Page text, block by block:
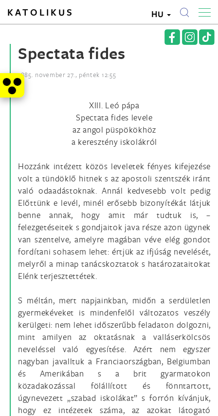
KATOLIKUS HU
Spectata fides
1885. november 27., péntek 12:55
XIII. Leó pápa
Spectata fides levele
az angol püspökökhöz
a keresztény iskolákról
Hozzánk intézett közös leveletek fényes kifejezése
volt a tündöklő hitnek s az apostoli szentszék iránt
való odaadástoknak. Annál kedvesebb volt pedig
Előttünk e levél, minél erősebb bizonyítékát látjuk
benne annak, hogy amit már tudtuk is, –
felezgetéseitek s gondjaitok java része azon ügynek
van szentelve, amelyre magában véve elég gondot
fordítani sohasem lehet: értjük az ifjúság nevelését,
melyről a minap tanácskoztatok s határozataitokat
Elénk terjesztettétek.
S méltán, mert napjainkban, midőn a serdületlen
gyermekéveket is mindenfelől változatos veszély
kerülgeti: nem lehet időszerűbb feladaton dolgozni,
mint amilyen az oktatásnak a valláserkölcsös
neveléssel való egyesítése. Azért nem egyszer
nagyban javalltuk a Franciaországban, Belgiumban
és Amerikában s a brit gyarmatokon
közadakozással fölállított és fönntartott,
úgynevezett „szabad iskolákat” s forrón kívánjuk,
hogy ez intézetek száma, az azokat látogató